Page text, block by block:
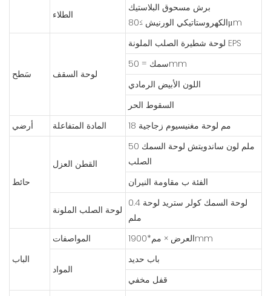
الطلاء
برش مسحوق البلاستيك
الكهروستاتيكي الورنيش ≥80μm
سَطح لوحة السقف
لوحة شطيرة الصلب الملونة EPS
سمك = 50mm
اللون الأبيض الرمادي
السقوط الحر
أرضي
المادة المتفاعلة 18 مم لوحة مغنيسيوم زجاجية
حائط
القطن العزل
50 ملم لون ساندويتش لوحة السمك
الصلب
الفئة ب مقاومة النيران
لوحة الصلب الملونة
لوحة السمك كولر ستريد لوحة 0.4
ملم
الباب
المواصفات العرض × مم*1900mm
المواد
باب حديد
قفل مخفي